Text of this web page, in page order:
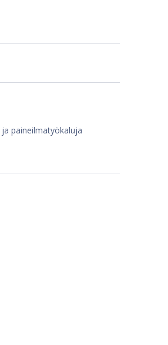
paineilmatyökaluja